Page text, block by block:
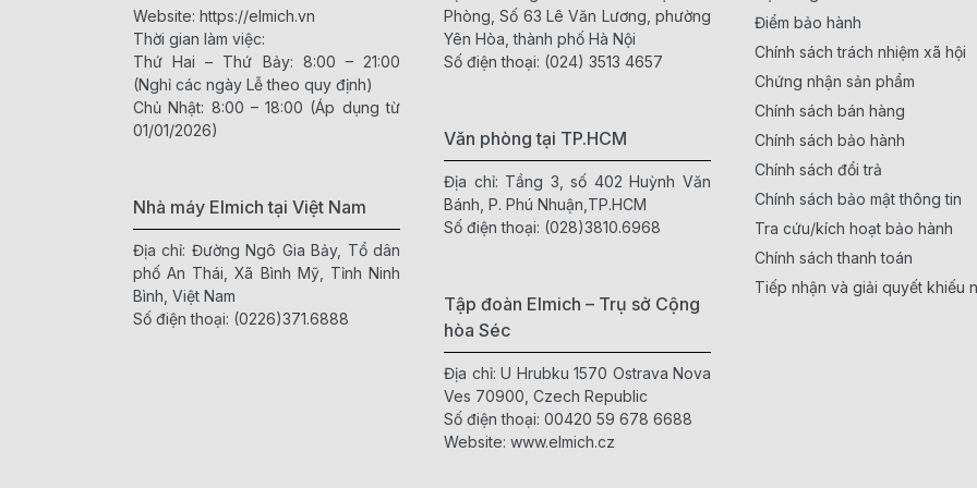
Website: https://elmich.vn
Thời gian làm việc:
Thứ Hai – Thứ Bảy: 8:00 – 21:00
(Nghỉ các ngày Lễ theo quy định)
Chủ Nhật: 8:00 – 18:00 (Áp dụng từ
01/01/2026)
Nhà máy Elmich tại Việt Nam
Địa chỉ: Đường Ngô Gia Bảy, Tổ dân
phố An Thái, Xã Bình Mỹ, Tỉnh Ninh
Bình, Việt Nam
Số điện thoại: (0226)371.6888
Phòng, Số 63 Lê Văn Lương, phường
Yên Hòa, thành phố Hà Nội
Số điện thoại: (024) 3513 4657
Văn phòng tại TP.HCM
Địa chỉ: Tầng 3, số 402 Huỳnh Văn
Bánh, P. Phú Nhuận,TP.HCM
Số điện thoại: (028)3810.6968
Tập đoàn Elmich – Trụ sở Cộng
hòa Séc
Địa chỉ: U Hrubku 1570 Ostrava Nova
Ves 70900, Czech Republic
Số điện thoại: 00420 59 678 6688
Website: www.elmich.cz
Điểm bảo hành
Chính sách trách nhiệm xã hội
Chứng nhận sản phẩm
Chính sách bán hàng
Chính sách bảo hành
Chính sách đổi trả
Chính sách bảo mật thông tin
Tra cứu/kích hoạt bảo hành
Chính sách thanh toán
Tiếp nhận và giải quyết khiếu